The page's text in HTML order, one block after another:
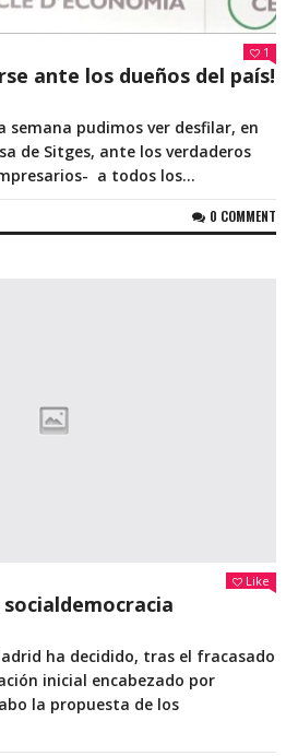
1
ante los dueños del país!
semana pudimos ver desfilar, en
de Sitges, ante los verdaderos
a todos los...
0 COMMENT
Like
ha decidido, tras el fracasado
inicial encabezado por
la propuesta de los